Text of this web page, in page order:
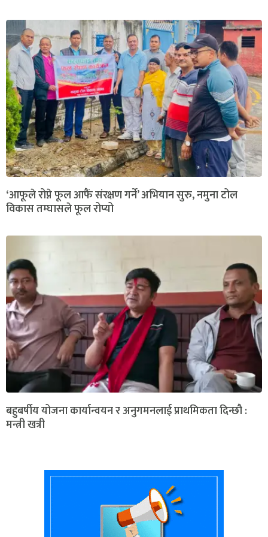
‘आफूले रोप्ने फूल आफैं संरक्षण गर्ने’ अभियान सुरु, नमुना टोल
विकास तम्घासले फूल रोप्यो
बहुबर्षीय योजना कार्यान्वयन र अनुगमनलाई प्राथमिकता दिन्छौ :
मन्त्री खत्री